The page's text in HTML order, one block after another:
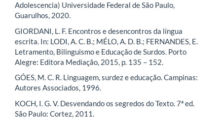
Adolescencia) Universidade Federal de São Paulo,
Guarulhos, 2020.
GIORDANI, L. F. Encontros e desencontros da língua
escrita. In: LODI, A. C. B.; MÉLO, A. D. B.; FERNANDES, E.
Letramento, Bilinguismo e Educação de Surdos. Porto
Alegre: Editora Mediação, 2015, p. 135 – 152.
GÓES, M. C. R. Linguagem, surdez e educação. Campinas:
Autores Associados, 1996.
KOCH, I. G. V. Desvendando os segredos do Texto. 7ª ed.
São Paulo: Cortez, 2011.